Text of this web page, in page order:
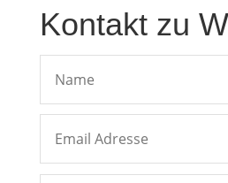
Kontakt zu